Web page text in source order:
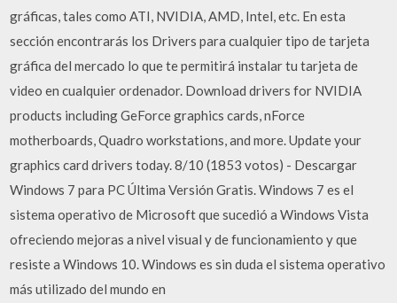
gráficas, tales como ATI, NVIDIA, AMD, Intel, etc. En esta
sección encontrarás los Drivers para cualquier tipo de tarjeta
gráfica del mercado lo que te permitirá instalar tu tarjeta de
video en cualquier ordenador. Download drivers for NVIDIA
products including GeForce graphics cards, nForce
motherboards, Quadro workstations, and more. Update your
graphics card drivers today. 8/10 (1853 votos) - Descargar
Windows 7 para PC Última Versión Gratis. Windows 7 es el
sistema operativo de Microsoft que sucedió a Windows Vista
ofreciendo mejoras a nivel visual y de funcionamiento y que
resiste a Windows 10. Windows es sin duda el sistema operativo
más utilizado del mundo en